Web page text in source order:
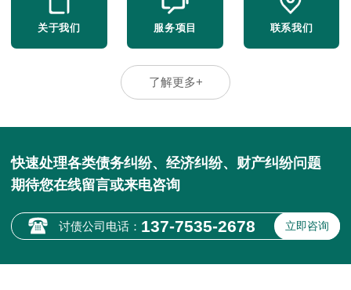
关于我们 服务项目 联系我们
了解更多+
快速处理各类债务纠纷、经济纠纷、财产纠纷问题
期待您在线留言或来电咨询
讨债公司电话： 137-7535-2678 立即咨询